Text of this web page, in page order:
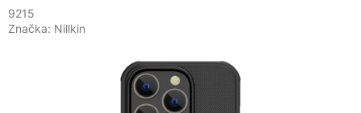
9215
Značka: Nillkin